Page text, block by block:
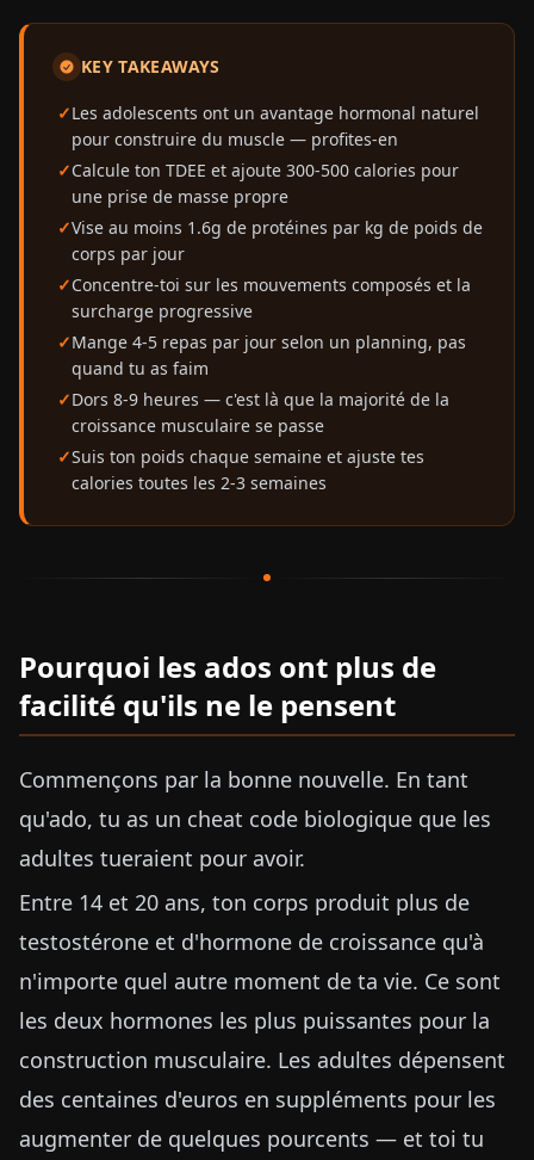
KEY TAKEAWAYS
Les adolescents ont un avantage hormonal naturel
pour construire du muscle — profites-en
Calcule ton TDEE et ajoute 300-500 calories pour
une prise de masse propre
Vise au moins 1.6g de protéines par kg de poids de
corps par jour
Concentre-toi sur les mouvements composés et la
surcharge progressive
Mange 4-5 repas par jour selon un planning, pas
quand tu as faim
Dors 8-9 heures — c'est là que la majorité de la
croissance musculaire se passe
Suis ton poids chaque semaine et ajuste tes
calories toutes les 2-3 semaines
Pourquoi les ados ont plus de
facilité qu'ils ne le pensent
Commençons par la bonne nouvelle. En tant
qu'ado, tu as un cheat code biologique que les
adultes tueraient pour avoir.
Entre 14 et 20 ans, ton corps produit plus de
testostérone et d'hormone de croissance qu'à
n'importe quel autre moment de ta vie. Ce sont
les deux hormones les plus puissantes pour la
construction musculaire. Les adultes dépensent
des centaines d'euros en suppléments pour les
augmenter de quelques pourcents — et toi tu